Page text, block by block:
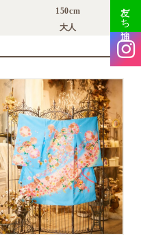
150cm
大人
友だち追加